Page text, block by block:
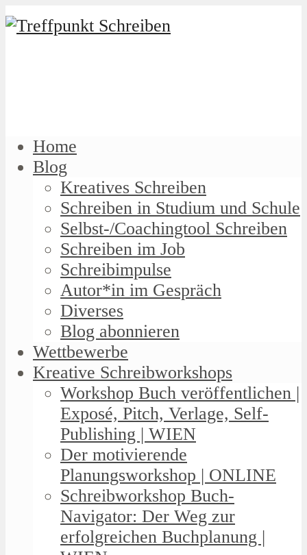
Home
Blog
Kreatives Schreiben
Schreiben in Studium und Schule
Selbst-/Coachingtool Schreiben
Schreiben im Job
Schreibimpulse
Autor*in im Gespräch
Diverses
Blog abonnieren
Wettbewerbe
Kreative Schreibworkshops
Workshop Buch veröffentlichen |
Exposé, Pitch, Verlage, Self-
Publishing | WIEN
Der motivierende
Planungsworkshop | ONLINE
Schreibworkshop Buch-
Navigator: Der Weg zur
erfolgreichen Buchplanung |